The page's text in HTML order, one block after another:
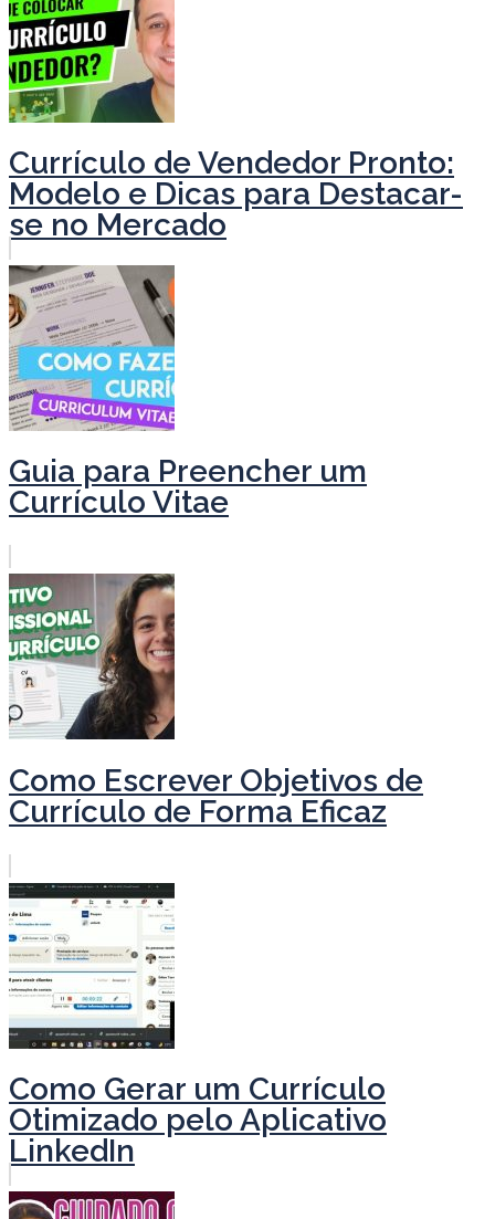
Currículo de Vendedor Pronto:
Modelo e Dicas para Destacar-
se no Mercado
Guia para Preencher um
Currículo Vitae
Como Escrever Objetivos de
Currículo de Forma Eficaz
Como Gerar um Currículo
Otimizado pelo Aplicativo
LinkedIn